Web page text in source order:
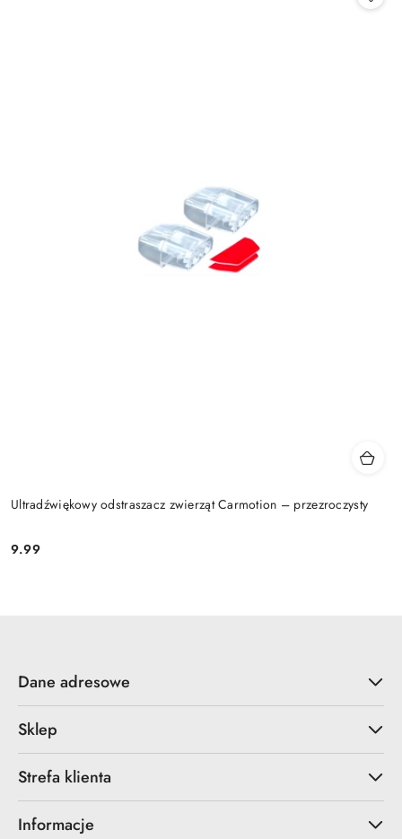
Ultradźwiękowy odstraszacz zwierząt Carmotion – przezroczysty
Cena:
9.99
Dane adresowe
Sklep
Strefa klienta
Informacje